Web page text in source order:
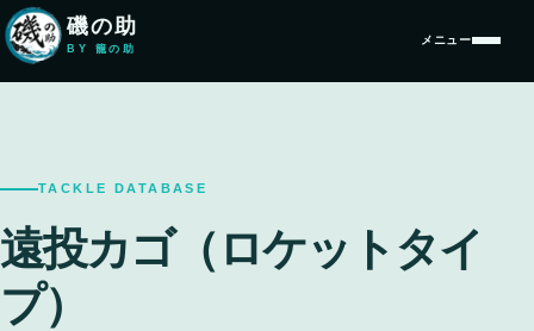
本文へ移動磯の助
BY 籠の助
メニュー
TACKLE DATABASE
遠投カゴ（ロケットタイ
プ）